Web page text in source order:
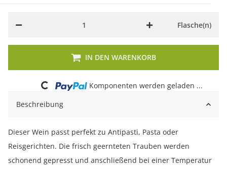
Flasche(n)
IN DEN WARENKORB
Loading...
Komponenten werden geladen ...
Beschreibung
Dieser Wein passt perfekt zu Antipasti, Pasta oder
Reisgerichten. Die frisch geernteten Trauben werden
schonend gepresst und anschließend bei einer Temperatur